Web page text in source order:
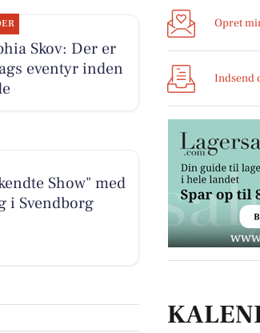
Opret
Indsend
Skov: Der er
eventyr inden
Show" med
i Svendborg